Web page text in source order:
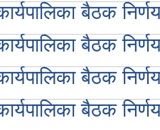
बैठक
बैठक
बैठक
बैठक